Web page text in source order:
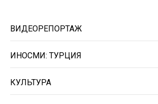
ВИДЕОРЕПОРТАЖ
ИНОСМИ: ТУРЦИЯ
КУЛЬТУРА